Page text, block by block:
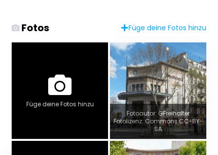
Fotos Füge deine Fotos hinzu
Füge deine Fotos hinzu
Fotoautor: GFreihalter
Fotolizenz: Commons CC-BY-
SA